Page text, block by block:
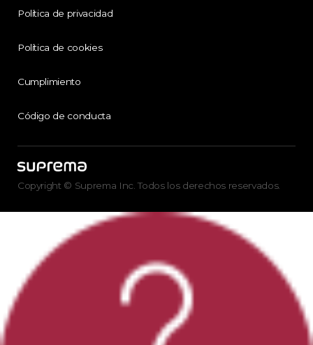
Política de privacidad
Política de cookies
Cumplimiento
Código de conducta
Copyright © Suprema Inc. Todos los derechos reservados.